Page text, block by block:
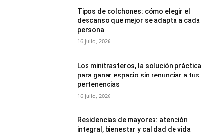
Tipos de colchones: cómo elegir el
descanso que mejor se adapta a cada
persona
16 julio, 2026
Los minitrasteros, la solución práctica
para ganar espacio sin renunciar a tus
pertenencias
16 julio, 2026
Residencias de mayores: atención
integral, bienestar y calidad de vida